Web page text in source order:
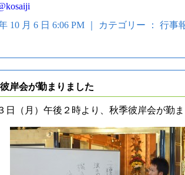
10 月 6 日 6:06 PM ｜ カテゴリー ： 行事
岸会が勤まりました
日（月）午後２時より、秋季彼岸会が勤ま